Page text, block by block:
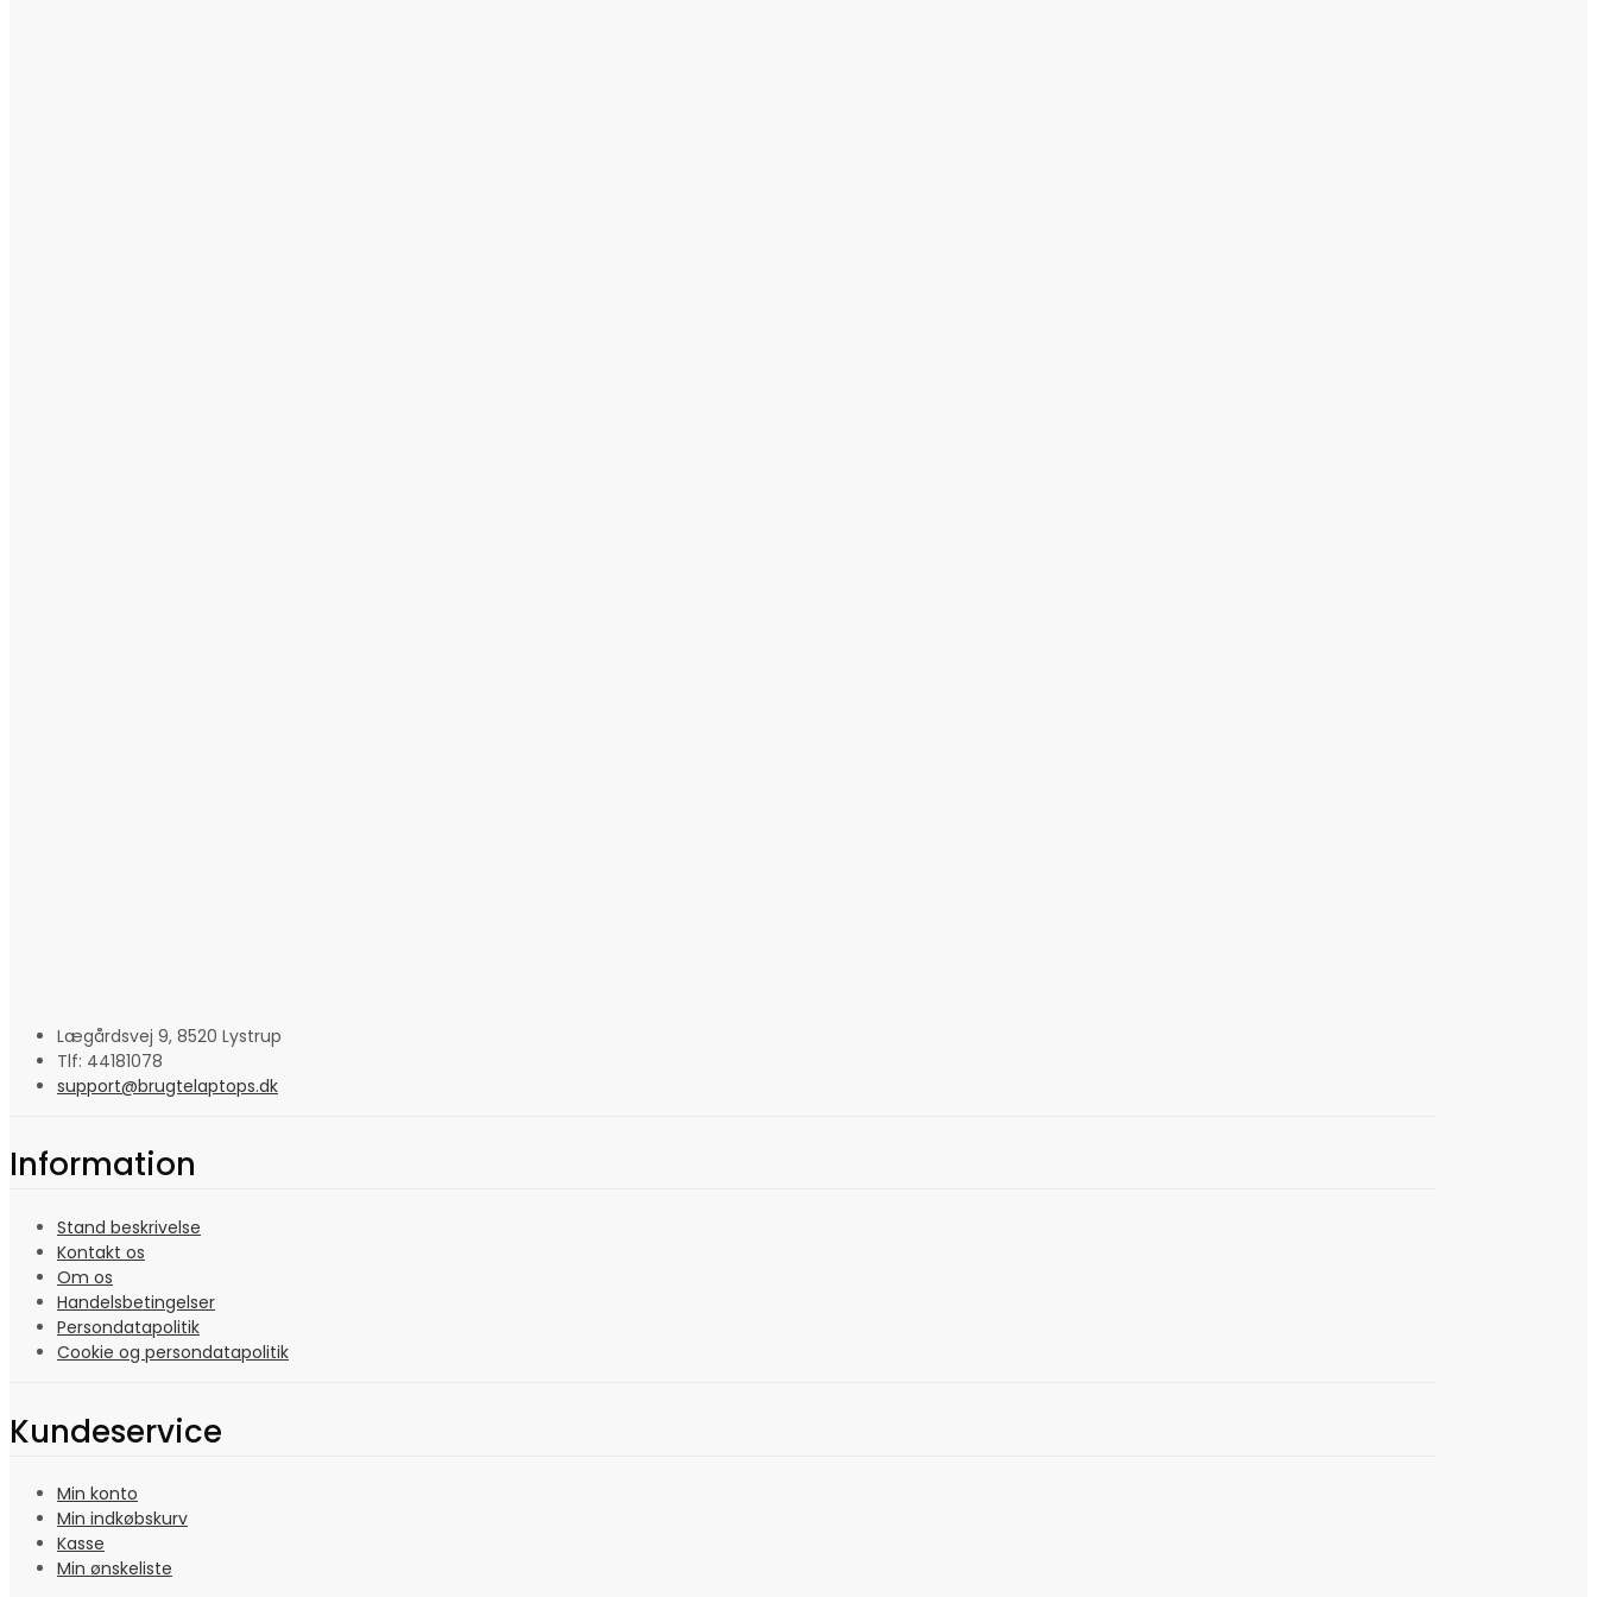
Lægårdsvej 9, 8520 Lystrup
Tlf: 44181078
support@brugtelaptops.dk
Information
Stand beskrivelse
Kontakt os
Om os
Handelsbetingelser
Persondatapolitik
Cookie og persondatapolitik
Kundeservice
Min konto
Min indkøbskurv
Kasse
Min ønskeliste